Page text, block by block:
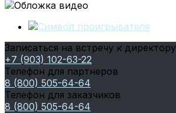
Записаться на встречу к директору
+7 (903) 102-63-22
Телефон для партнеров
8 (800) 505-64-64
Телефон для заказчиков
8 (800) 505-64-64